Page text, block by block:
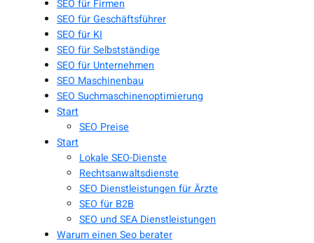
SEO für Firmen
SEO für Geschäftsführer
SEO für KI
SEO für Selbstständige
SEO für Unternehmen
SEO Maschinenbau
SEO Suchmaschinenoptimierung
Start
SEO Preise
Start
Lokale SEO-Dienste
Rechtsanwaltsdienste
SEO Dienstleistungen für Ärzte
SEO für B2B
SEO und SEA Dienstleistungen
Warum einen Seo berater